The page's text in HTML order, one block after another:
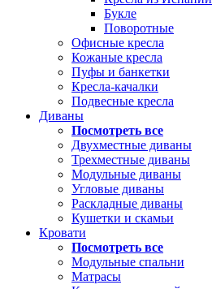
Букле
Поворотные
Офисные кресла
Кожаные кресла
Пуфы и банкетки
Кресла-качалки
Подвесные кресла
Диваны
Посмотреть все
Двухместные диваны
Трехместные диваны
Модульные диваны
Угловые диваны
Раскладные диваны
Кушетки и скамьи
Кровати
Посмотреть все
Модульные спальни
Матрасы